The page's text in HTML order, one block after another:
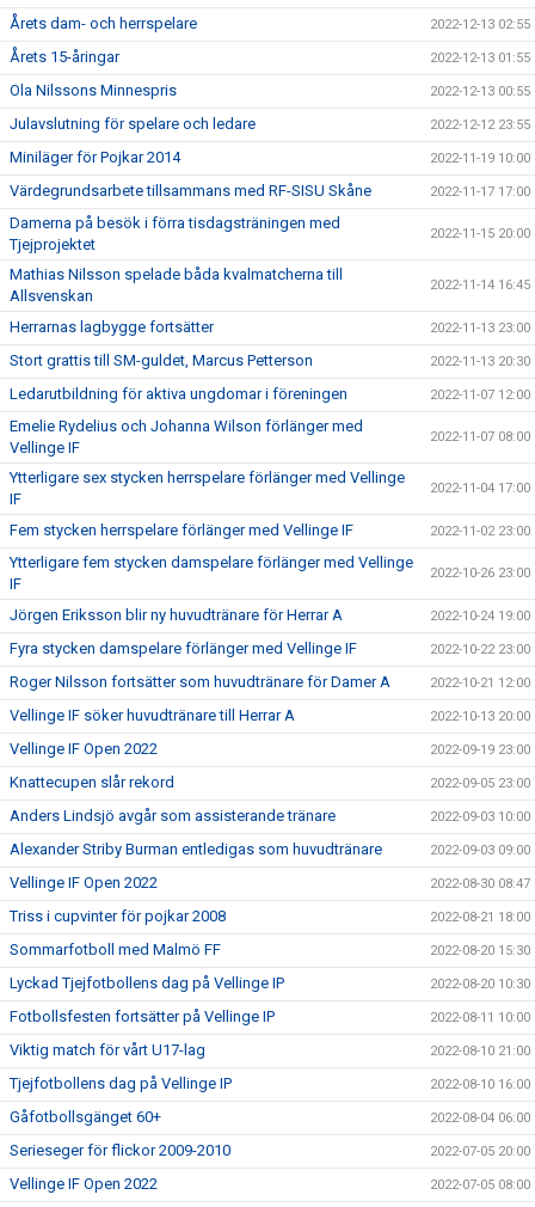
Årets dam- och herrspelare 2022-12-13 02:55
Årets 15-åringar 2022-12-13 01:55
Ola Nilssons Minnespris 2022-12-13 00:55
Julavslutning för spelare och ledare 2022-12-12 23:55
Miniläger för Pojkar 2014 2022-11-19 10:00
Värdegrundsarbete tillsammans med RF-SISU Skåne 2022-11-17 17:00
Damerna på besök i förra tisdagsträningen med
Tjejprojektet
2022-11-15 20:00
Mathias Nilsson spelade båda kvalmatcherna till
Allsvenskan
2022-11-14 16:45
Herrarnas lagbygge fortsätter 2022-11-13 23:00
Stort grattis till SM-guldet, Marcus Petterson 2022-11-13 20:30
Ledarutbildning för aktiva ungdomar i föreningen 2022-11-07 12:00
Emelie Rydelius och Johanna Wilson förlänger med
Vellinge IF
2022-11-07 08:00
Ytterligare sex stycken herrspelare förlänger med Vellinge
IF
2022-11-04 17:00
Fem stycken herrspelare förlänger med Vellinge IF 2022-11-02 23:00
Ytterligare fem stycken damspelare förlänger med Vellinge
IF
2022-10-26 23:00
Jörgen Eriksson blir ny huvudtränare för Herrar A 2022-10-24 19:00
Fyra stycken damspelare förlänger med Vellinge IF 2022-10-22 23:00
Roger Nilsson fortsätter som huvudtränare för Damer A 2022-10-21 12:00
Vellinge IF söker huvudtränare till Herrar A 2022-10-13 20:00
Vellinge IF Open 2022 2022-09-19 23:00
Knattecupen slår rekord 2022-09-05 23:00
Anders Lindsjö avgår som assisterande tränare 2022-09-03 10:00
Alexander Striby Burman entledigas som huvudtränare 2022-09-03 09:00
Vellinge IF Open 2022 2022-08-30 08:47
Triss i cupvinter för pojkar 2008 2022-08-21 18:00
Sommarfotboll med Malmö FF 2022-08-20 15:30
Lyckad Tjejfotbollens dag på Vellinge IP 2022-08-20 10:30
Fotbollsfesten fortsätter på Vellinge IP 2022-08-11 10:00
Viktig match för vårt U17-lag 2022-08-10 21:00
Tjejfotbollens dag på Vellinge IP 2022-08-10 16:00
Gåfotbollsgänget 60+ 2022-08-04 06:00
Serieseger för flickor 2009-2010 2022-07-05 20:00
Vellinge IF Open 2022 2022-07-05 08:00